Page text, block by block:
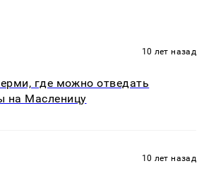
10 лет назад
где можно отведать
на Масленицу
10 лет назад